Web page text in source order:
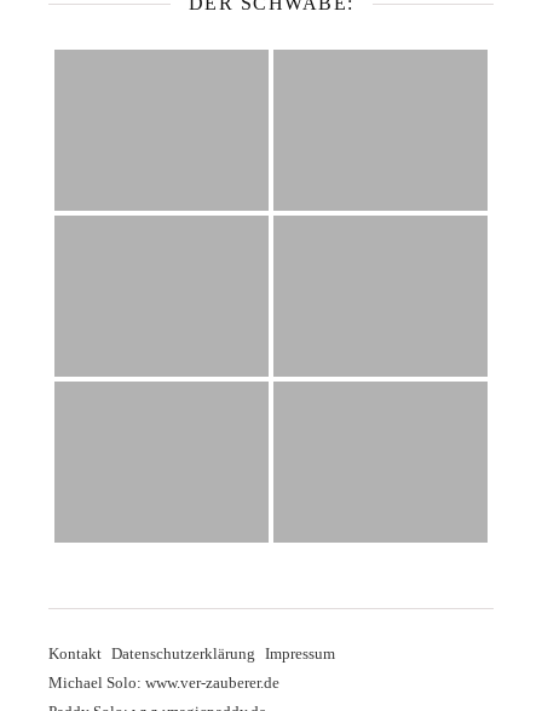
Kontakt Datenschutzerklärung Impressum
Michael Solo: www.ver-zauberer.de